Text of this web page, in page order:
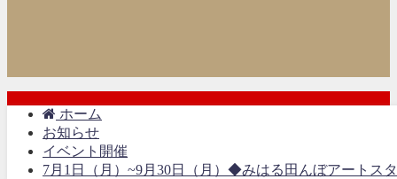
ホーム
お知らせ
イベント開催
7月1日（月）~9月30日（月）◆みはる田んぼアートス